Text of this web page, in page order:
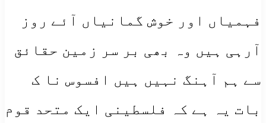
فہمیاں اور خوش گمانیاں آئے روز
آرہی ہیں وہ بھی بر سر زمین حقائق
سے ہم آہنگ نہیں ہیں افسوس نا ک
بات یہ ہے کہ فلسطینی ایک متحد قوم